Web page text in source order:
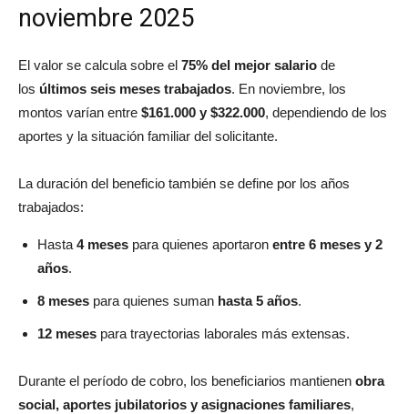
noviembre 2025
El valor se calcula sobre el 75% del mejor salario de
los últimos seis meses trabajados. En noviembre, los
montos varían entre $161.000 y $322.000, dependiendo de los
aportes y la situación familiar del solicitante.
La duración del beneficio también se define por los años
trabajados:
Hasta4 meses para quienes aportaron entre 6 meses y 2
años.
8 meses para quienes suman hasta 5 años.
12 meses para trayectorias laborales más extensas.
Durante el período de cobro, los beneficiarios mantienen obra
social, aportes jubilatorios y asignaciones familiares,